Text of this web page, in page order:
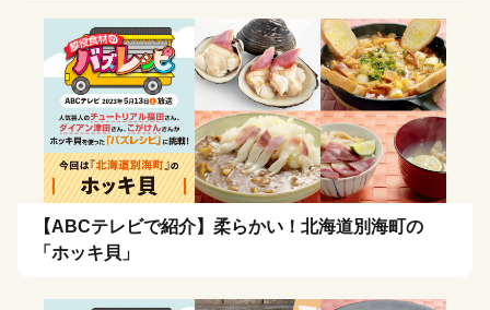
【ABCテレビで紹介】柔らかい！北海道別海町の
「ホッキ貝」